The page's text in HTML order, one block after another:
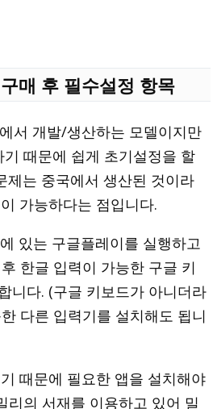
매 후 필수설정 항목
서 개발/생산하는 모델이지만
때문에 쉽게 초기설정을 할
제는 중국에서 생산된 것이라
가능하다는 점입니다.
있는 구글플레이를 실행하고
한글 입력이 가능한 구글 키
니다. (구글 키보드가 아니더라
다른 입력기를 설치해도 됩니
때문에 필요한 앱을 설치해야
리의 서재를 이용하고 있어 밀